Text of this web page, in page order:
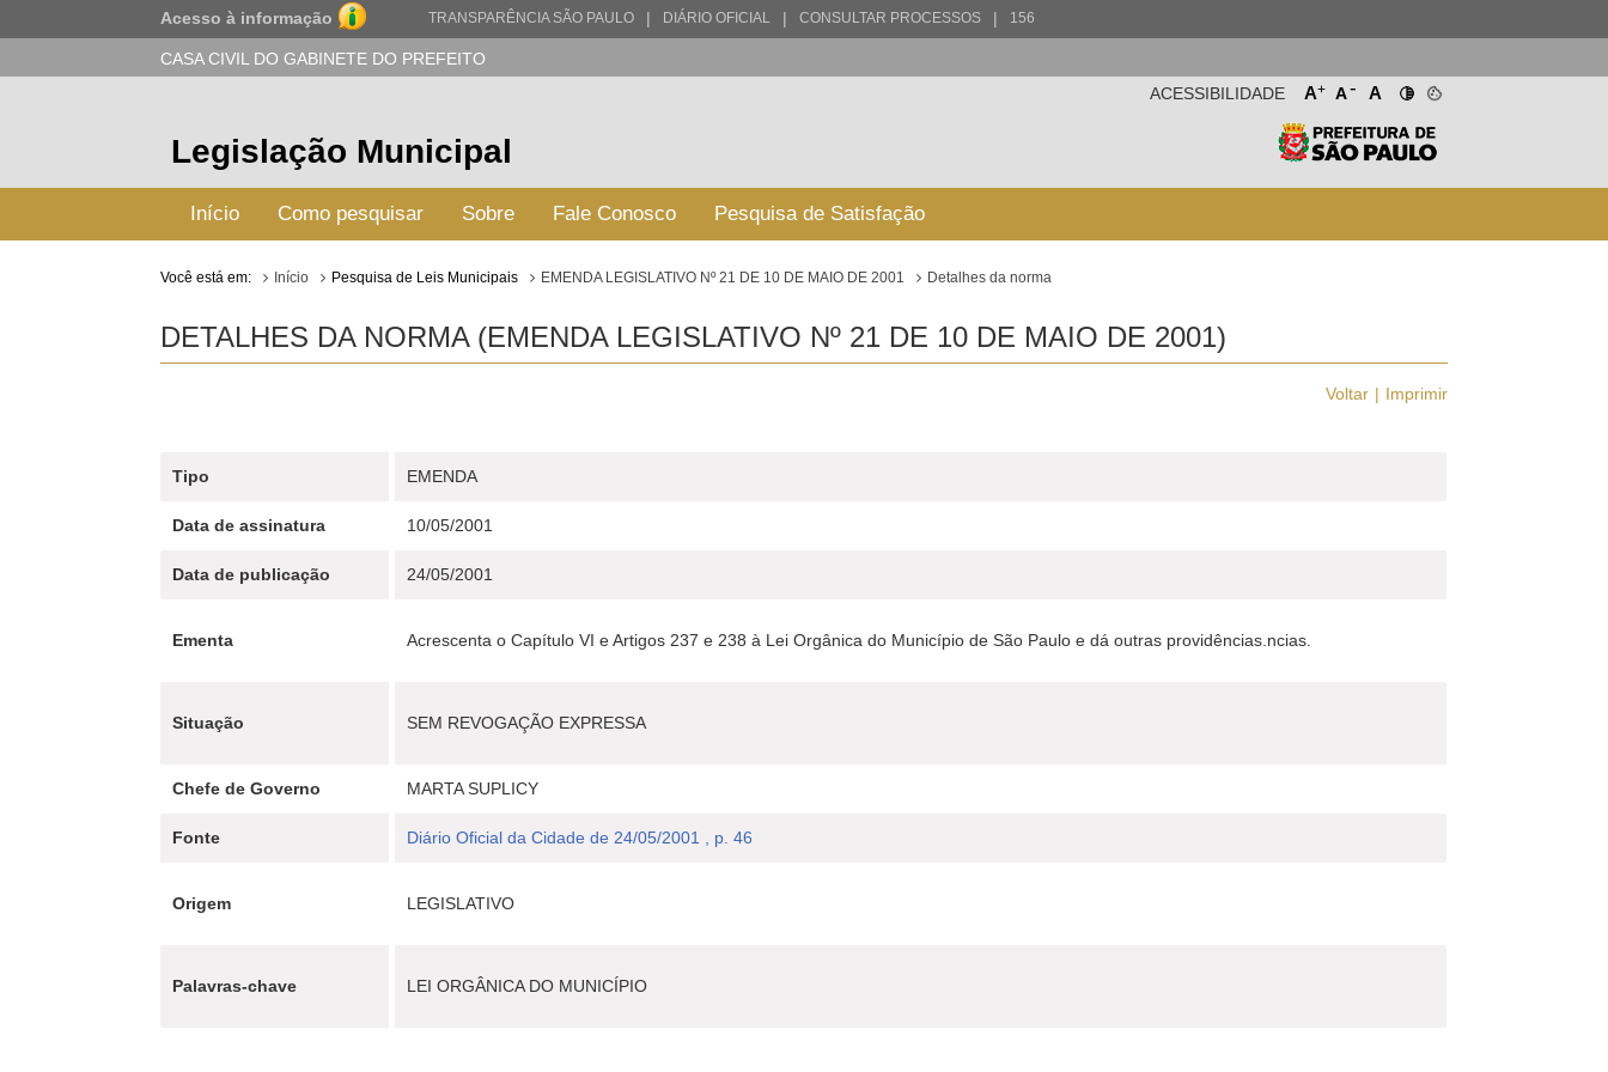
Acesso à informação TRANSPARÊNCIA SÃO PAULO | DIÁRIO OFICIAL | CONSULTAR PROCESSOS | 156
CASA CIVIL DO GABINETE DO PREFEITO
A+ A- A
ACESSIBILIDADE
Legislação Municipal
Início Como pesquisar Sobre Fale Conosco Pesquisa de Satisfação
Você está em: Início Pesquisa de Leis Municipais EMENDA LEGISLATIVO Nº 21 DE 10 DE MAIO DE 2001 Detalhes da norma
DETALHES DA NORMA (EMENDA LEGISLATIVO Nº 21 DE 10 DE MAIO DE 2001)
Voltar Imprimir
Tipo EMENDA
Data de assinatura 10/05/2001
Data de publicação 24/05/2001
Ementa Acrescenta o Capítulo VI e Artigos 237 e 238 à Lei Orgânica do Município de São Paulo e dá outras providências.ncias.
Situação SEM REVOGAÇÃO EXPRESSA
Chefe de Governo MARTA SUPLICY
Fonte Diário Oficial da Cidade de 24/05/2001 , p. 46
Origem LEGISLATIVO
Palavras-chave LEI ORGÂNICA DO MUNICÍPIO